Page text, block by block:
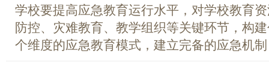
学校要提高应急教育运行水平，对学校教育
防控、灾难教育、教学组织等关键环节，构
个维度的应急教育模式，建立完备的应急机